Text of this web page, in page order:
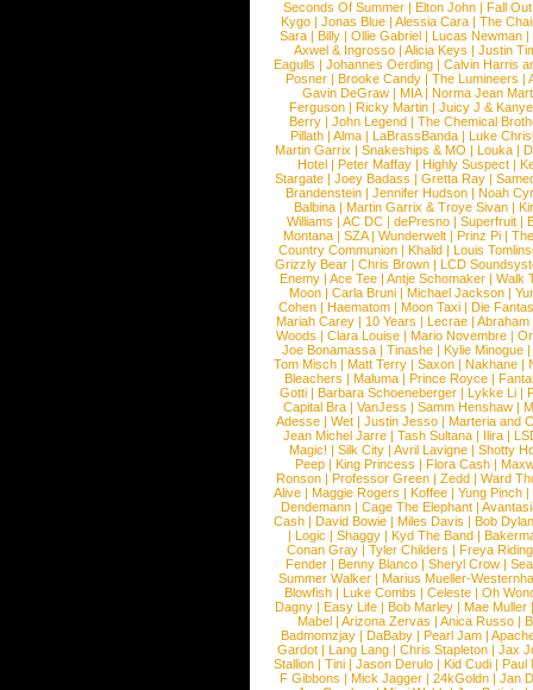
Seconds Of Summer |Elton John |Fall
Kygo |Jonas Blue |Alessia Cara |The
Sara |Billy |Ollie Gabriel |Lucas Newman |
Axwel & Ingrosso | Alicia Keys | Justin
Eagulls |Johannes Oerding |Calvin Harris
Posner |Brooke Candy |The Lumineers |
Gavin DeGraw | MIA| Norma Jean
Ferguson | Ricky Martin | Juicy J &
Berry | John Legend | The Chemical
Pillath |Alma |LaBrassBanda |Luke
Martin Garrix | Snakeships & MO | Louka |
Hotel | Peter Maffay | Highly Suspect |
Stargate |Joey Badass |Gretta Ray |
Brandenstein |Jennifer Hudson |Noah
Balbina | Martin Garrix & Troye Sivan |
Williams |AC DC |dePresno |Superfruit |
Montana |SZA|Wunderwelt |Prinz Pi |
Country Communion | Khalid | Louis
Grizzly Bear | Chris Brown | LCD
Enemy | Ace Tee | Antje Schomaker | Walk
Moon |Carla Bruni |Michael Jackson |
Cohen |Haematom |Moon Taxi |Die
Mariah Carey | 10 Years | Lecrae | Abraham
Woods |Clara Louise |Mario Novembre |
Joe Bonamassa | Tinashe | Kylie Minogue |
Tom Misch |Matt Terry |Saxon |Nakhane |
Bleachers | Maluma | Prince Royce |
Gotti |Barbara Schoeneberger |Lykke Li |
Capital Bra |VanJess |Samm Henshaw |
Adesse |Wet |Justin Jesso |Marteria and
Jean Michel Jarre |Tash Sultana | Ilira |
Magic! | Silk City | Avril Lavigne | Shotty
Peep |King Princess |Flora Cash |
Ronson |Professor Green |Zedd |Ward
Alive |Maggie Rogers |Koffee |Yung Pinch |
Dendemann |Cage The Elephant |
Cash | David Bowie | Miles Davis | Bob Dylan
|Logic |Shaggy |Kyd The Band |
Conan Gray |Tyler Childers |Freya
Fender |Benny Blanco |Sheryl Crow |
Summer Walker |Marius Mueller-
Blowfish | Luke Combs | Celeste | Oh
Dagny |Easy Life |Bob Marley |Mae Muller
Mabel |Arizona Zervas |Anica Russo |
Badmomzjay |DaBaby |Pearl Jam |
Gardot | Lang Lang | Chris Stapleton | Jax
Stallion |Tini |Jason Derulo |Kid Cudi |Paul
F Gibbons | Mick Jagger | 24kGoldn | Jan